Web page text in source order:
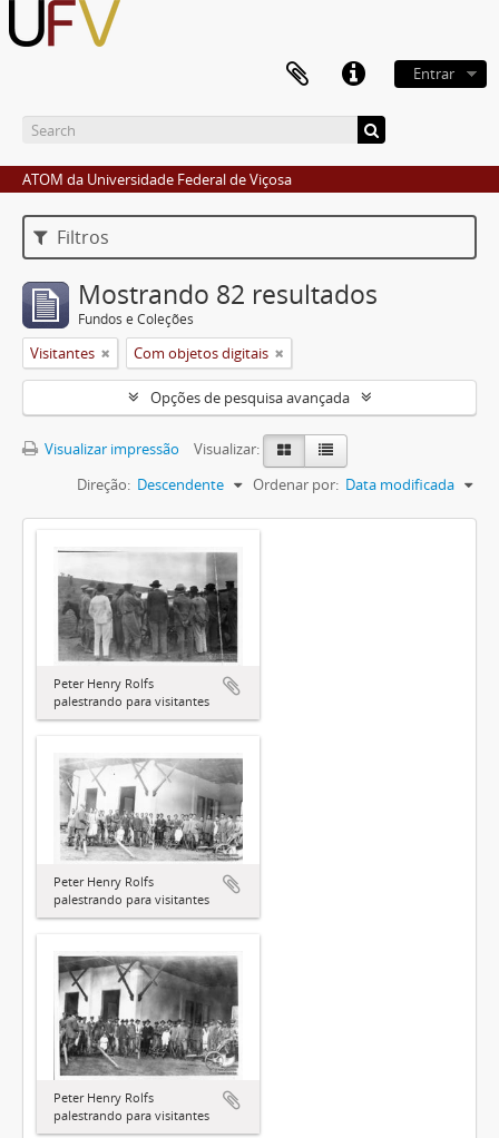
Entrar
ATOM da Universidade Federal de Viçosa
Filtros
Mostrando 82 resultados
Fundos e Coleções
Visitantes Com objetos digitais
Opções de pesquisa avançada
Visualizar impressão
Visualizar:
Ordenar por: Data modificada
Direção: Descendente
Peter Henry Rolfs
palestrando para visitantes
Peter Henry Rolfs
palestrando para visitantes
Peter Henry Rolfs
palestrando para visitantes